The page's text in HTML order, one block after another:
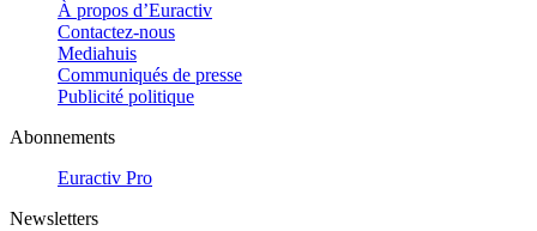
À propos d’Euractiv
Contactez-nous
Mediahuis
Communiqués de presse
Publicité politique
Abonnements
Euractiv Pro
Newsletters